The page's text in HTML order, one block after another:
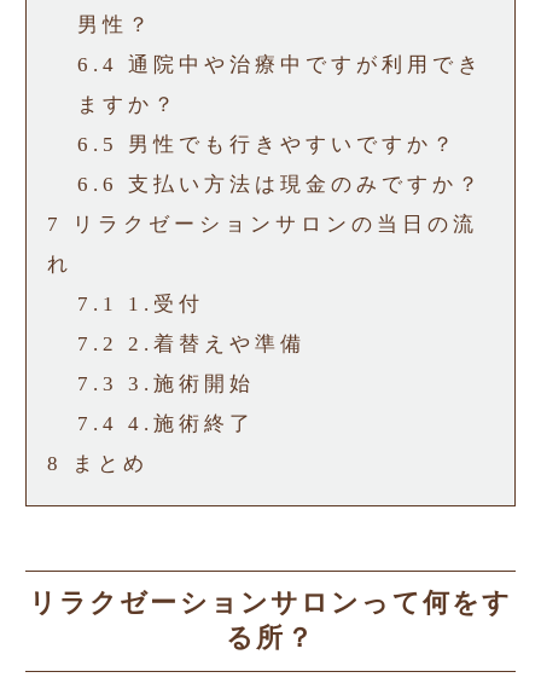
男性？
6.4
通院中や治療中ですが利用でき
ますか？
6.5
男性でも行きやすいですか？
6.6
支払い方法は現金のみですか？
7
リラクゼーションサロンの当日の流
れ
7.1
1.受付
7.2
2.着替えや準備
7.3
3.施術開始
7.4
4.施術終了
8
まとめ
リラクゼーションサロンって何をす
る所？